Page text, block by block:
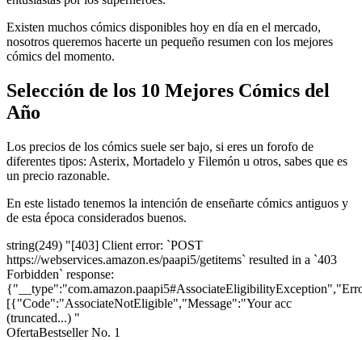
Existen muchos cómics disponibles hoy en día en el mercado,
nosotros queremos hacerte un pequeño resumen con los mejores
cómics del momento.
Selección de los 10 Mejores Cómics del
Año
Los precios de los cómics suele ser bajo, si eres un forofo de
diferentes tipos: Asterix, Mortadelo y Filemón u otros, sabes que es
un precio razonable.
En este listado tenemos la intención de enseñarte cómics antiguos y
de esta época considerados buenos.
string(249) "[403] Client error: `POST
https://webservices.amazon.es/paapi5/getitems` resulted in a `403
Forbidden` response:
[{"Code":"AssociateNotEligible","Message":"Your acc
(truncated...) "
OfertaBestseller No. 1